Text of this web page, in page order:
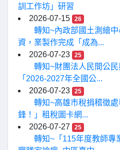
訓工作坊」研習
2026-07-15
26
轉知~內政部國土測繪
資，業製作完成「成為...
2026-07-23
25
轉知~財團法人民間公
「2026-2027年全國公...
2026-07-23
25
轉知~高雄市稅捐稽徵
鋒！」租稅圖卡網...
2026-07-27
25
轉知~「115年度教師專